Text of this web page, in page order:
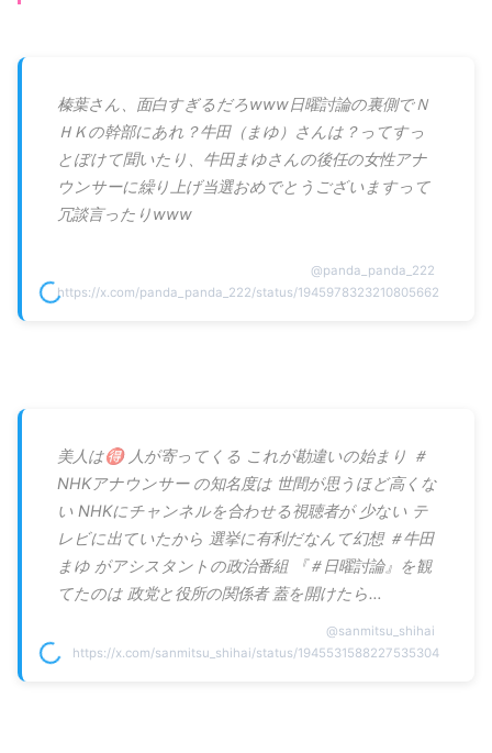
榛葉さん、面白すぎるだろwww日曜討論の裏側でＮ
ＨＫの幹部にあれ？牛田（まゆ）さんは？ってすっ
とぼけて聞いたり、牛田まゆさんの後任の女性アナ
ウンサーに繰り上げ当選おめでとうございますって
冗談言ったりwww
@panda_panda_222
https://x.com/panda_panda_222/status/1945978323210805662
美人は🉐 人が寄ってくる これが勘違いの始まり ＃
NHKアナウンサー の知名度は 世間が思うほど高くな
い NHKにチャンネルを合わせる視聴者が 少ない テ
レビに出ていたから 選挙に有利だなんて幻想 ＃牛田
まゆ がアシスタントの政治番組 『＃日曜討論』を観
てたのは 政党と役所の関係者 蓋を開けたら…
@sanmitsu_shihai
https://x.com/sanmitsu_shihai/status/1945531588227535304